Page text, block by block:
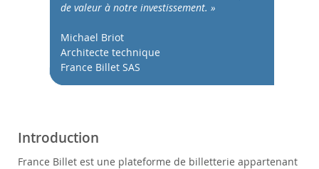
Downloads
Documentation
de valeur à notre investissement. »
Michael Briot
Architecte technique
France Billet SAS
Introduction
France Billet est une plateforme de billetterie appartenant